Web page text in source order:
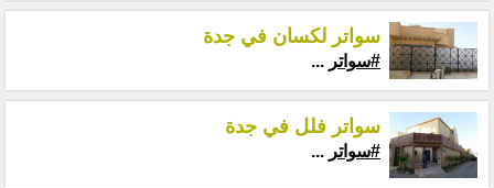
سواتر لكسان في جدة
#سواتر ...
سواتر فلل في جدة
#سواتر ...